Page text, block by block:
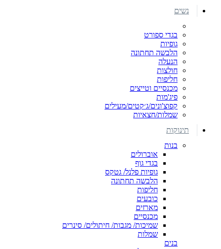
נשים
בגדי ספורט
גופיות
הלבשה תחתונה
הנעלה
חולצות
חליפות
מכנסיים וטייצים
פיג'מות
קפוצ'ונים/ג׳קטים/מעילים
שמלות/חצאיות
תינוקות
בנות
אוברולים
בגדי גוף
גופיות פלנל/ גטקס
הלבשה תחתונה
חליפות
כובעים
מארזים
מכנסיים
שמיכות/ מגבות/ חיתולים/ סינרים
שמלות
בנים